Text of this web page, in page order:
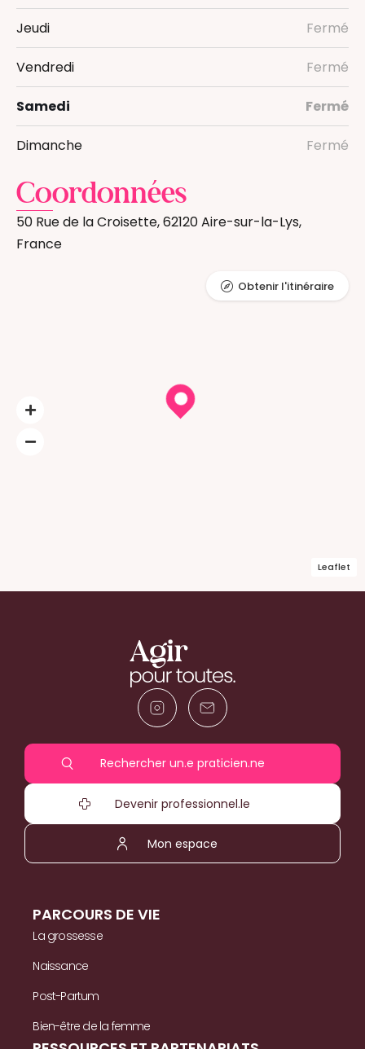
Jeudi Fermé
Vendredi Fermé
Samedi Fermé
Dimanche Fermé
Coordonnées
50 Rue de la Croisette, 62120 Aire-sur-la-Lys,
France
Leaflet
Obtenir l'itinéraire
Rechercher un.e praticien.ne
Devenir professionnel.le
Mon espace
PARCOURS DE VIE
La grossesse
Naissance
Post-Partum
Bien-être de la femme